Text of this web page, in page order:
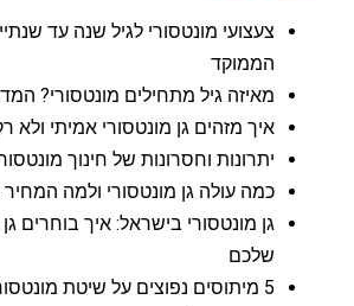
צעצועי מונטסורי לגיל שנה עד
הממוקד
מאיזה גיל מתחילים מונטסורי?
איך מזהים גן מונטסורי אמיתי ולא
יתרונות וחסרונות של חינוך
כמה עולה גן מונטסורי ולמה
גן מונטסורי בישראל: איך בוחרים
שלכם
5 מיתוסים נפוצים על שיטת